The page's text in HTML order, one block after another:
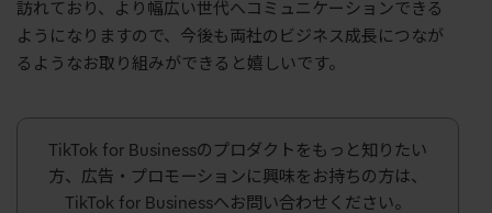
訪れており、より幅広い世代へコミュニケーションできる
ようになりますので、今後も両社のビジネス成長につなが
るようなお取り組みができると嬉しいです。
TikTok for Businessのプロダクトをもっと知りたい
方、広告・プロモーションに興味をお持ちの方は、
TikTok for Businessへお問い合わせください。